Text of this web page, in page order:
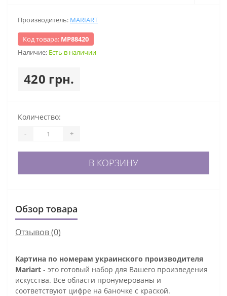
Производитель: MARIART
Код товара: МР88420
Наличие: Есть в наличии
420 грн.
Количество:
- +
В КОРЗИНУ
Обзор товара
Отзывов (0)
Картина по номерам украинского производителя
Mariart - это готовый набор для Вашего произведения
искусства. Все области пронумерованы и
соответствуют цифре на баночке с краской.